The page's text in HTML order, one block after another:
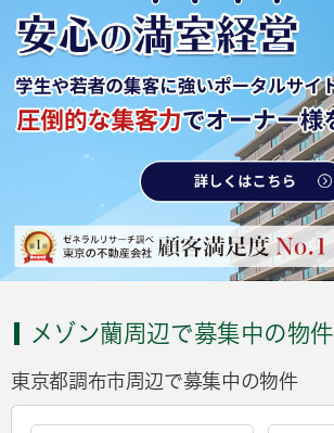
メゾン蘭周辺で募集中の物件
東京都調布市周辺で募集中の物件